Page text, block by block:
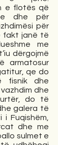
e flotës që
dhe për
për
fakt janë të
me
dërgojmë
armatosur
qe do
fisnik dhe
dhe
do të
galera të
Fuqishëm,
dhe me
sulmet e